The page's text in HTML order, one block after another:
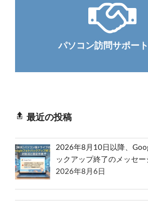
パソコン訪問サポー
最近の投稿
2026年8月10日以降、
ックアップ終了のメッセー
2026年8月6日